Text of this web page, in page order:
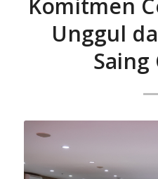
Komitmen
Unggul
Saing